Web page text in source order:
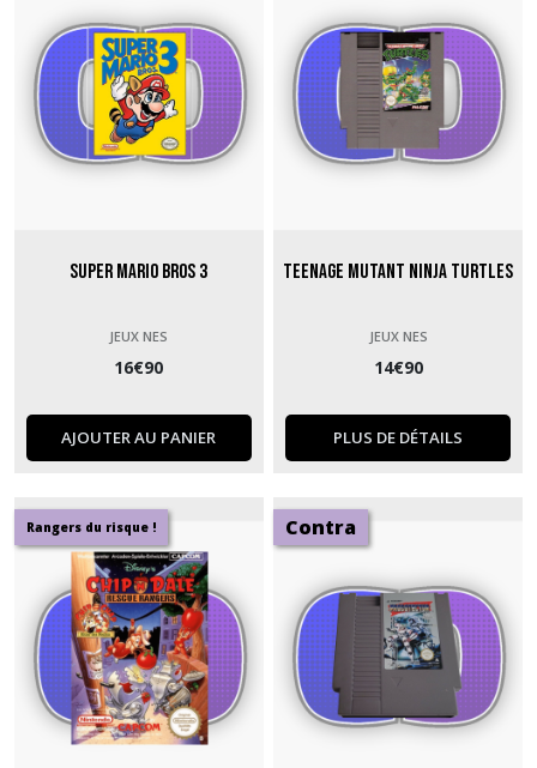
Super Mario Bros 3
JEUX NES
16€90
AJOUTER AU PANIER
Teenage Mutant Ninja Turtles
JEUX NES
14€90
PLUS DE DÉTAILS
Rangers du risque ! Contra